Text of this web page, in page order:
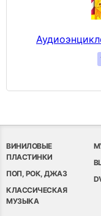
ВИНИЛОВЫЕ
ПЛАСТИНКИ
ПОП, РОК, ДЖАЗ
КЛАССИЧЕСКАЯ
МУЗЫКА